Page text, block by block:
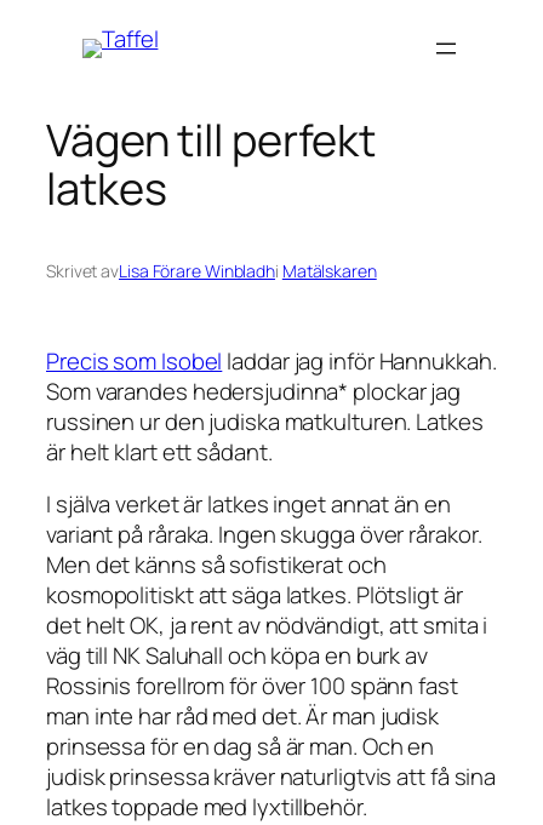
Vägen till perfekt
latkes
Skrivet avLisa Förare Winbladhi Matälskaren
Precis som Isobel laddar jag inför Hannukkah.
Som varandes hedersjudinna* plockar jag
russinen ur den judiska matkulturen. Latkes
är helt klart ett sådant.
I själva verket är latkes inget annat än en
variant på råraka. Ingen skugga över rårakor.
Men det känns så sofistikerat och
kosmopolitiskt att säga latkes. Plötsligt är
det helt OK, ja rent av nödvändigt, att smita i
väg till NK Saluhall och köpa en burk av
Rossinis forellrom för över 100 spänn fast
man inte har råd med det. Är man judisk
prinsessa för en dag så är man. Och en
judisk prinsessa kräver naturligtvis att få sina
latkes toppade med lyxtillbehör.